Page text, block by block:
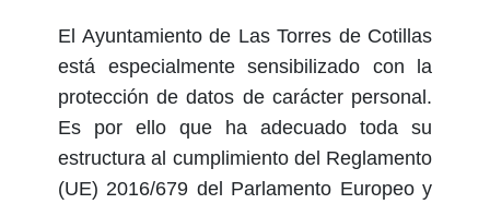
El Ayuntamiento de Las Torres de Cotillas
está especialmente sensibilizado con la
protección de datos de carácter personal.
Es por ello que ha adecuado toda su
estructura al cumplimiento del Reglamento
(UE) 2016/679 del Parlamento Europeo y